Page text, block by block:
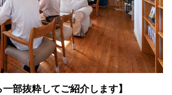
部抜粋してご紹介します】